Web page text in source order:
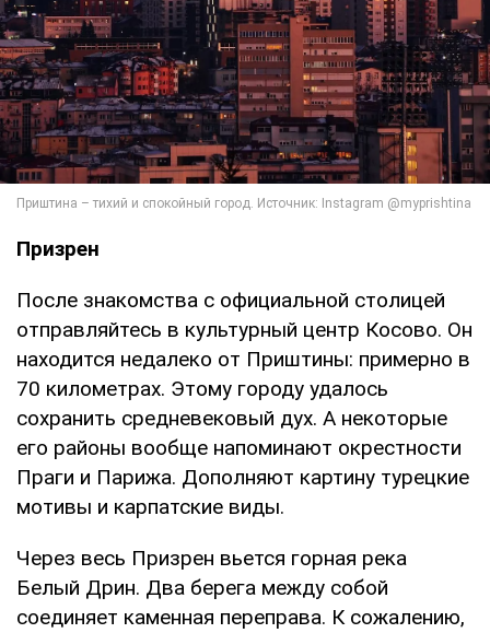
Призрен
После знакомства с официальной столицей
отправляйтесь в культурный центр Косово. Он
находится недалеко от Приштины: примерно в
70 километрах. Этому городу удалось
сохранить средневековый дух. А некоторые
его районы вообще напоминают окрестности
Праги и Парижа. Дополняют картину турецкие
мотивы и карпатские виды.
Через весь Призрен вьется горная река
Белый Дрин. Два берега между собой
соединяет каменная переправа. К сожалению,